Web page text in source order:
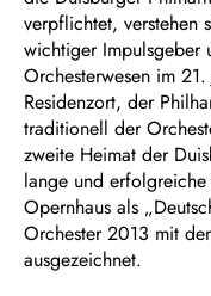
verpflichtet, verstehen
wichtiger Impulsgeber
Orchesterwesen im
Residenzort, der
traditionell der
zweite Heimat der
lange und
Opernhaus als
Orchester 2013 mit
ausgezeichnet.